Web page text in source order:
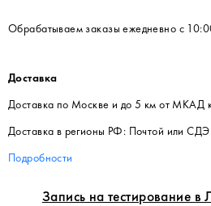
Запись на тестирование
Обрабатываем заказы ежедневно с
Доставка
Доставка по Москве и до 5 км от МКАД
Доставка в регионы РФ: Почтой или
Подробности